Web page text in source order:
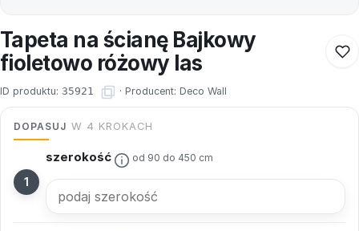
Tapeta na ścianę Bajkowy
fioletowo różowy las
ID produktu: 35921 · Producent: Deco Wall
DOPASUJ W 4 KROKACH
szerokość od 90 do 450 cm